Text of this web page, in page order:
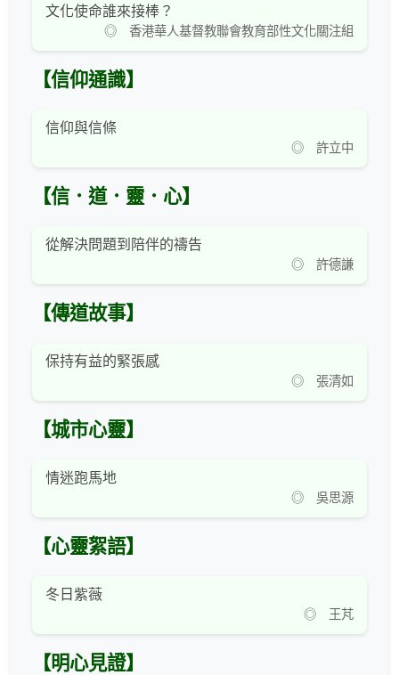
文化使命誰來接棒？
◎ 香港華人基督教聯會教育部性文化關注組
【信仰通識】
信仰與信條
◎ 許立中
【信．道．靈．心】
從解決問題到陪伴的禱告
◎ 許德謙
【傳道故事】
保持有益的緊張感
◎ 張清如
【城市心靈】
情迷跑馬地
◎ 吳思源
【心靈絮語】
冬日紫薇
◎ 王芃
【明心見證】